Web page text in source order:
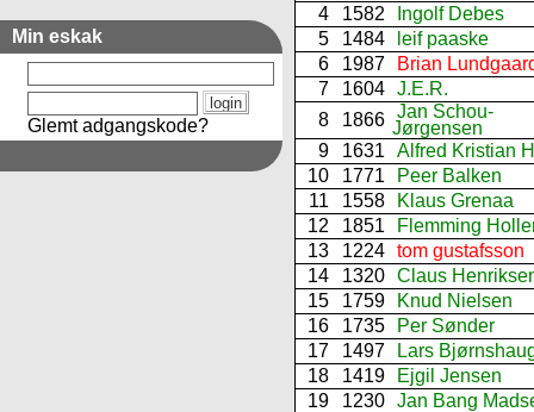
Min eskak
Glemt adgangskode?
4
1582
Ingolf Debes
5
1484
leif paaske
6
1987
Brian
7
1604 J.E.R.
8
1866 Jan Schou-
Jørgensen
9
1631
Alfred Kristian
10
1771
Peer Balken
11
1558
Klaus Grenaa
12
1851
Flemming
13
1224 tom gustafsson
14
1320 Claus
15
1759
Knud Nielsen
16
1735
Per Sønder
17
1497
Lars
18
1419
Ejgil Jensen
19
1230 Jan Bang